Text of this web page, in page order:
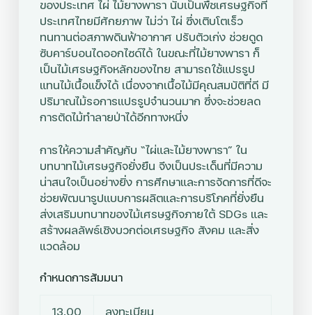
ของประเทศ ไผ่ ไม้ยางพารา นับเป็นพืชเศรษฐกิจที่
ประเทศไทยมีศักยภาพ ไม่ว่า ไผ่ ซึ่งเติบโตเร็ว
ทนทานต่อสภาพดินฟ้าอากาศ ปรับตัวเก่ง ช่วยดูด
ซับคาร์บอนไดออกไซด์ได้ ในขณะที่ไม้ยางพารา ก็
เป็นไม้เศรษฐกิจหลักของไทย สามารถใช้แปรรูป
แทนไม้เนื้อแข็งได้ เนื่องจากเนื้อไม้มีคุณสมบัติที่ดี มี
ปริมาณไม้รอการแปรรูปจำนวนมาก ซึ่งจะช่วยลด
การตัดไม้ทำลายป่าได้อีกทางหนึ่ง
การให้ความสำคัญกับ “ไผ่และไม้ยางพารา” ใน
บทบาทไม้เศรษฐกิจยั่งยืน จึงเป็นประเด็นที่มีความ
น่าสนใจเป็นอย่างยิ่ง การศึกษาและการจัดการที่ดีจะ
ช่วยพัฒนารูปแบบการผลิตและการบริโภคที่ยั่งยืน
ส่งเสริมบทบาทของไม้เศรษฐกิจภายใต้ SDGs และ
สร้างผลลัพธ์เชิงบวกต่อเศรษฐกิจ สังคม และสิ่ง
แวดล้อม
กำหนดการสัมมนา
13.00
ลงทะเบียน